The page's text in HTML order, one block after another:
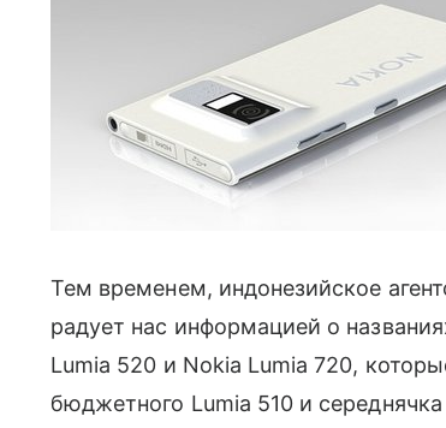
Тем временем, индонезийское
радует нас информацией о
Lumia 520 и Nokia Lumia 720,
бюджетного Lumia 510 и середнячка